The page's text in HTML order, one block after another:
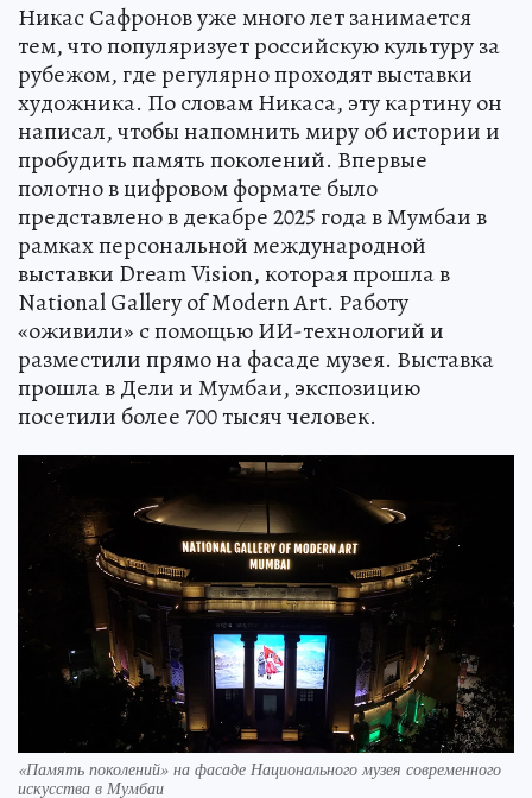
Никас Сафронов уже много лет занимается
тем, что популяризует российскую культуру за
рубежом, где регулярно проходят выставки
художника. По словам Никаса, эту картину он
написал, чтобы напомнить миру об истории и
пробудить память поколений. Впервые
полотно в цифровом формате было
представлено в декабре 2025 года в Мумбаи в
рамках персональной международной
выставки Dream Vision, которая прошла в
National Gallery of Modern Art. Работу
«оживили» с помощью ИИ-технологий и
разместили прямо на фасаде музея. Выставка
прошла в Дели и Мумбаи, экспозицию
посетили более 700 тысяч человек.
«Память поколений» на фасаде Национального музея современного
искусства в Мумбаи